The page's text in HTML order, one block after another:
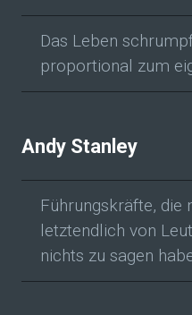
Das Leben
proportional zum
Andy Stanley
Führungskräfte, die
letztendlich von
nichts zu sagen